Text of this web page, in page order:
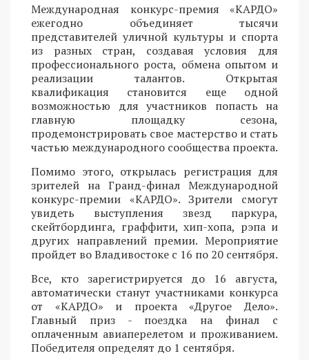
Международная конкурс-премия «КАРДО»
ежегодно объединяет тысячи
представителей уличной культуры и спорта
из разных стран, создавая условия для
профессионального роста, обмена опытом и
реализации талантов. Открытая
квалификация становится еще одной
возможностью для участников попасть на
главную площадку сезона,
продемонстрировать свое мастерство и стать
частью международного сообщества проекта.
Помимо этого, открылась регистрация для
зрителей на Гранд-финал Международной
конкурс-премии «КАРДО». Зрители смогут
увидеть выступления звезд паркура,
скейтбординга, граффити, хип-хопа, рэпа и
других направлений премии. Мероприятие
пройдет во Владивостоке с 16 по 20 сентября.
Все, кто зарегистрируется до 16 августа,
автоматически станут участниками конкурса
от «КАРДО» и проекта «Другое Дело».
Главный приз - поездка на финал с
оплаченным авиаперелетом и проживанием.
Победителя определят до 1 сентября.